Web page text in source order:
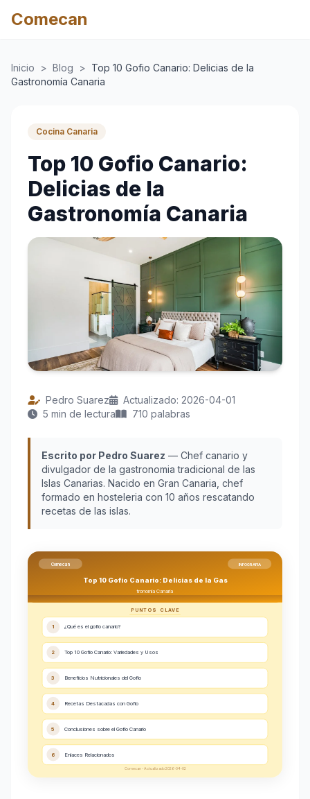
Comecan
Inicio > Blog > Top 10 Gofio Canario: Delicias de la
Gastronomía Canaria
Cocina Canaria
Top 10 Gofio Canario:
Delicias de la
Gastronomía Canaria
Pedro Suarez
Actualizado: 2026-04-01
5 min de lectura
710 palabras
Escrito por Pedro Suarez — Chef canario y
divulgador de la gastronomia tradicional de las
Islas Canarias. Nacido en Gran Canaria, chef
formado en hosteleria con 10 años rescatando
recetas de las islas.
Comecan INFOGRAFIA
Top 10 Gofio Canario: Delicias de la Gas
tronomía Canaria
PUNTOS CLAVE
1 ¿Qué es el gofio canario?
2 Top 10 Gofio Canario: Variedades y Usos
3 Beneficios Nutricionales del Gofio
4 Recetas Destacadas con Gofio
5 Conclusiones sobre el Gofio Canario
6 Enlaces Relacionados
Comecan - Actualizado 2026-04-02